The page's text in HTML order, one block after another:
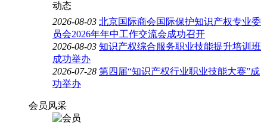
2026-08-03 北京国际商会国际保护知识产权专业委
员会2026年年中工作交流会成功召开
2026-08-03 知识产权综合服务职业技能提升培训班
成功举办
2026-07-28 第四届“知识产权行业职业技能大赛”成
功举办
会员风采